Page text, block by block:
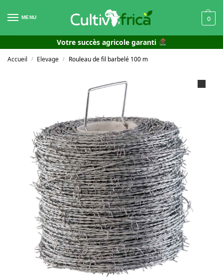
MENU 0
Votre succès agricole garanti
Accueil / Elevage / Rouleau de fil barbelé 100 m